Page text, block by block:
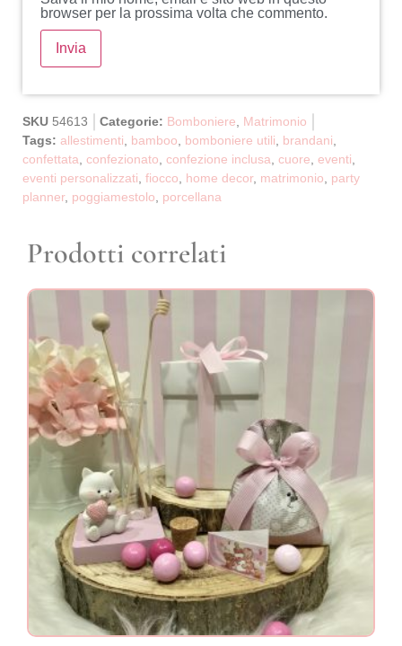
browser per la prossima volta che commento.
SKU 54613 Categorie: Bomboniere
Matrimonio
Tags: allestimenti bamboo bomboniere utili brandani
confettata confezionato confezione inclusa cuore eventi
eventi personalizzati fiocco home decor, matrimonio
party
planner, poggiamestolo porcellana
Prodotti correlati